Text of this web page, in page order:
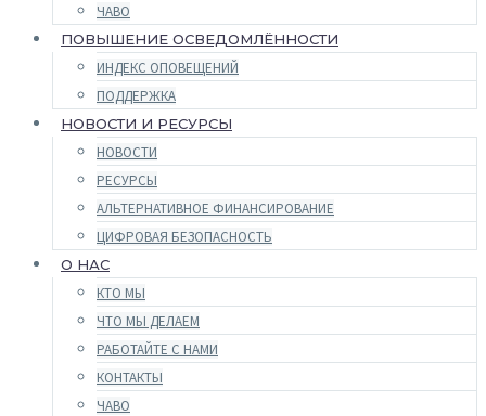
ЧАВО
ПОВЫШЕНИЕ ОСВЕДОМЛЁННОСТИ
ИНДЕКС ОПОВЕЩЕНИЙ
ПОДДЕРЖКА
НОВОСТИ И РЕСУРСЫ
НОВОСТИ
РЕСУРСЫ
АЛЬТЕРНАТИВНОЕ ФИНАНСИРОВАНИЕ
ЦИФРОВАЯ БЕЗОПАСНОСТЬ
О НАС
КТО МЫ
ЧТО МЫ ДЕЛАЕМ
РАБОТАЙТЕ С НАМИ
КОНТАКТЫ
ЧАВО